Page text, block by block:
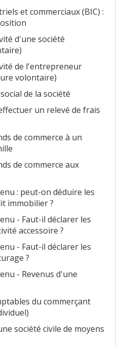
et commerciaux (BIC) :
d'une société
de l'entrepreneur
volontaire)
de la société
un relevé de frais
de commerce à un
de commerce aux
: peut-on déduire les
immobilier ?
- Faut-il déclarer les
accessoire ?
- Faut-il déclarer les
?
- Revenus d'une
du commerçant
société civile de moyens